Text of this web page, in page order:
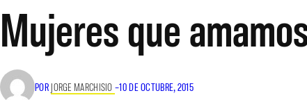
Mujeres que
POR JORGE MARCHISIO–10 DE OCTUBRE, 2015